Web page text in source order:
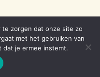
voorbehouden |
te zorgen dat onze site zo
met het gebruiken van
dat je ermee instemt.